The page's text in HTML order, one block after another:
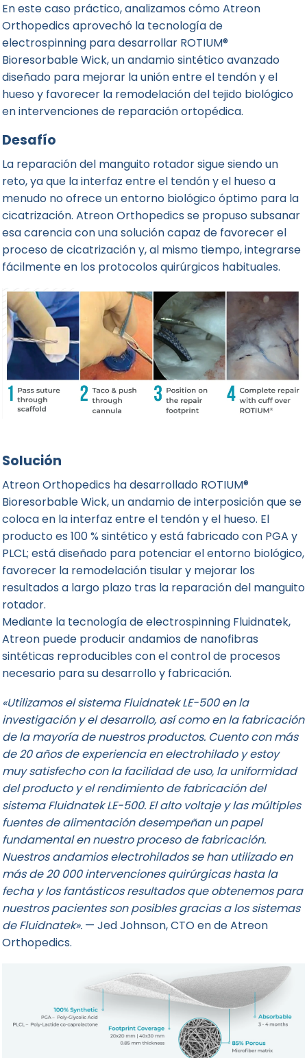
En este caso práctico, analizamos cómo Atreon
Orthopedics aprovechó la tecnología de
electrospinning para desarrollar ROTIUM®
Bioresorbable Wick, un andamio sintético avanzado
diseñado para mejorar la unión entre el tendón y el
hueso y favorecer la remodelación del tejido biológico
en intervenciones de reparación ortopédica.
Desafío
La reparación del manguito rotador sigue siendo un
reto, ya que la interfaz entre el tendón y el hueso a
menudo no ofrece un entorno biológico óptimo para la
cicatrización. Atreon Orthopedics se propuso subsanar
esa carencia con una solución capaz de favorecer el
proceso de cicatrización y, al mismo tiempo, integrarse
fácilmente en los protocolos quirúrgicos habituales.
Solución
Atreon Orthopedics ha desarrollado ROTIUM®
Bioresorbable Wick, un andamio de interposición que se
coloca en la interfaz entre el tendón y el hueso. El
producto es 100 % sintético y está fabricado con PGA y
PLCL; está diseñado para potenciar el entorno biológico,
favorecer la remodelación tisular y mejorar los
resultados a largo plazo tras la reparación del manguito
rotador.
Mediante la tecnología de electrospinning Fluidnatek,
Atreon puede producir andamios de nanofibras
sintéticas reproducibles con el control de procesos
necesario para su desarrollo y fabricación.
«Utilizamos el sistema Fluidnatek LE-500 en la
investigación y el desarrollo, así como en la fabricación
de la mayoría de nuestros productos. Cuento con más
de 20 años de experiencia en electrohilado y estoy
muy satisfecho con la facilidad de uso, la uniformidad
del producto y el rendimiento de fabricación del
sistema Fluidnatek LE-500. El alto voltaje y las múltiples
fuentes de alimentación desempeñan un papel
fundamental en nuestro proceso de fabricación.
Nuestros andamios electrohilados se han utilizado en
más de 20 000 intervenciones quirúrgicas hasta la
fecha y los fantásticos resultados que obtenemos para
nuestros pacientes son posibles gracias a los sistemas
de Fluidnatek».— Jed Johnson, CTO en de Atreon
Orthopedics.